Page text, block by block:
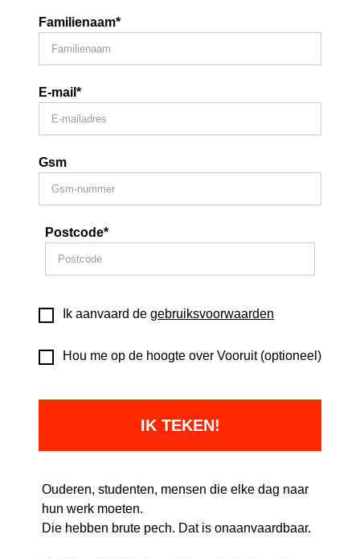
Familienaam*
E-mail*
Gsm
Postcode*
Ik aanvaard de gebruiksvoorwaarden
Hou me op de hoogte over Vooruit (optioneel)
Ouderen, studenten, mensen die elke dag naar
hun werk moeten.
Die hebben brute pech. Dat is onaanvaardbaar.